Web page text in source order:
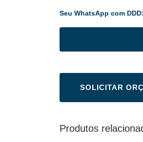
Seu WhatsApp com
Produtos